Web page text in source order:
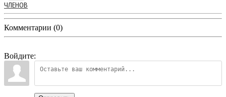
ЧЛЕНОВ
Комментарии (0)
Войдите: